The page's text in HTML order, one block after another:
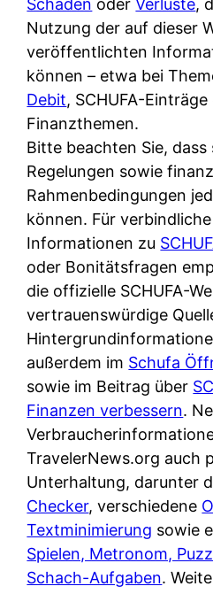
r
e
n
r
u
s
s
i
s
h
e
B
a
n
k
k
a
r
t
e
n
M
I
R
s
i
s
t
w
i
r
k
l
i
c
h
k
o
s
t
e
n
l
o
s
u
n
d
w
e
r
S
c
h
u
t
z
d
e
r
F
i
r
m
a
a
m
p
r
i
v
a
t
e
Nutzung der auf dieser
veröffentlichten
können – etwa bei
Debit, SCHUFA-
Finanzthemen.
Bitte beachten Sie,
Regelungen sowie
Rahmenbedingungen
können. Für
Informationen zu
oder Bonitätsfragen
die offizielle SCHUFA-
vertrauenswürdige
außerdem im Schufa
sowie im Beitrag über
Finanzen verbessern.
TravelerNews.org auch
Unterhaltung, darunter
Checker, verschiedene
Textminimierung sowie
Spielen, Metronom,
Schach-Aufgaben.